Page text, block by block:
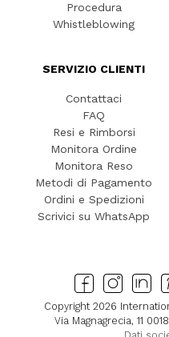
Procedura
Whistleblowing
SERVIZIO CLIENTI
Contattaci
FAQ
Resi e Rimborsi
Monitora Ordine
Monitora Reso
Metodi di Pagamento
Ordini e Spedizioni
Scrivici su WhatsApp
Copyright 2026
Via Magnagrecia, 11